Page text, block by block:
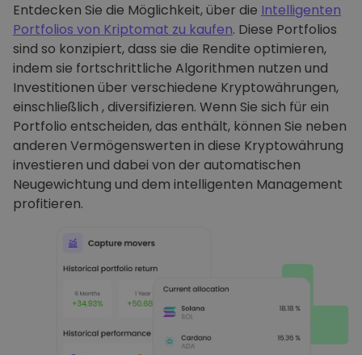
Entdecken Sie die Möglichkeit, über die Intelligenten
Portfolios von Kriptomat zu kaufen. Diese Portfolios
sind so konzipiert, dass sie die Rendite optimieren,
indem sie fortschrittliche Algorithmen nutzen und
Investitionen über verschiedene Kryptowährungen,
einschließlich , diversifizieren. Wenn Sie sich für ein
Portfolio entscheiden, das enthält, können Sie neben
anderen Vermögenswerten in diese Kryptowährung
investieren und dabei von der automatischen
Neugewichtung und dem intelligenten Management
profitieren.